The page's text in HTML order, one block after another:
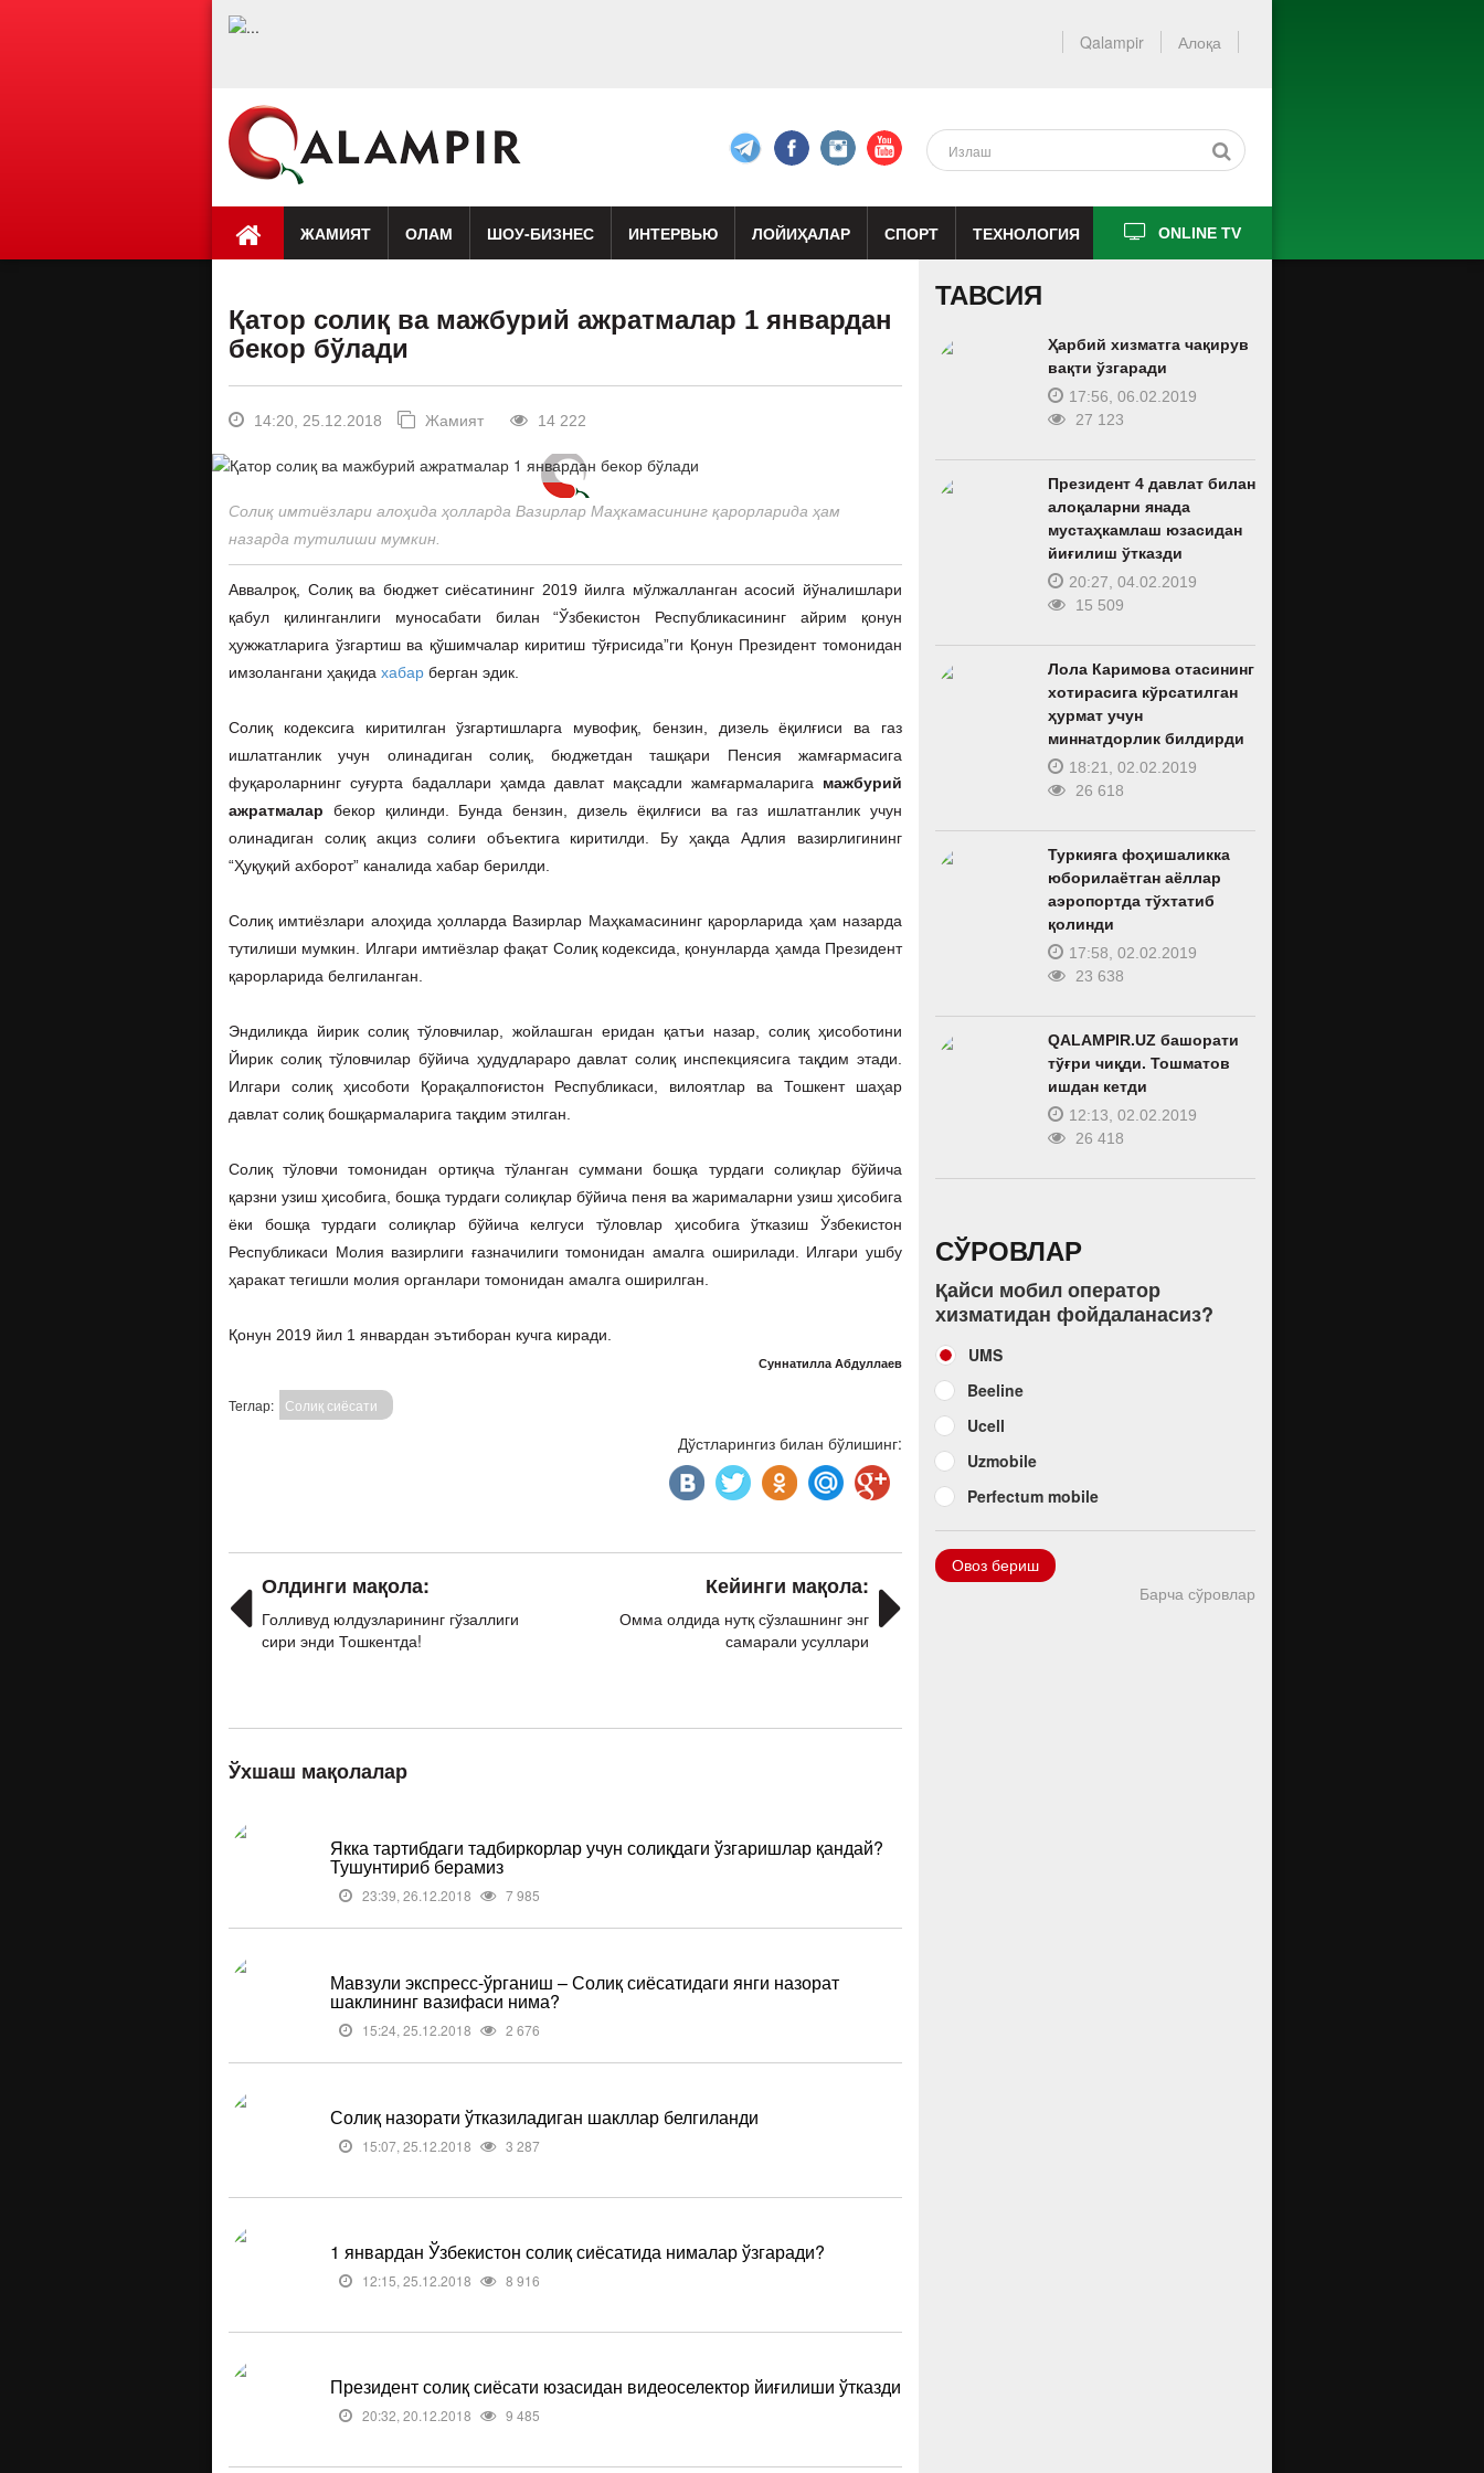
Алоқа
Qalampir
ЖАМИЯТ ОЛАМ ШОУ-БИЗНЕС ИНТЕРВЬЮ ЛОЙИҲАЛАР СПОРТ ТЕХНОЛОГИЯ ONLINE TV
Қатор солиқ ва мажбурий ажратмалар 1 январдан
бекор бўлади
14:20, 25.12.2018 Жамият 14 222
Солиқ имтиёзлари алоҳида ҳолларда Вазирлар Маҳкамасининг қарорларида ҳам
назарда тутилиши мумкин.
Аввалроқ, Солиқ ва бюджет сиёсатининг 2019 йилга мўлжалланган асосий йўналишлари
қабул қилинганлиги муносабати билан “Ўзбекистон Республикасининг айрим қонун
ҳужжатларига ўзгартиш ва қўшимчалар киритиш тўғрисида”ги Қонун Президент томонидан
имзолангани ҳақида хабар берган эдик.
Солиқ кодексига киритилган ўзгартишларга мувофиқ, бензин, дизель ёқилғиси ва газ
ишлатганлик учун олинадиган солиқ, бюджетдан ташқари Пенсия жамғармасига
фуқароларнинг суғурта бадаллари ҳамда давлат мақсадли жамғармаларига мажбурий
ажратмалар бекор қилинди. Бунда бензин, дизель ёқилғиси ва газ ишлатганлик учун
олинадиган солиқ акциз солиғи объектига киритилди. Бу ҳақда Адлия вазирлигининг
“Ҳуқуқий ахборот” каналида хабар берилди.
Солиқ имтиёзлари алоҳида ҳолларда Вазирлар Маҳкамасининг қарорларида ҳам назарда
тутилиши мумкин. Илгари имтиёзлар фақат Солиқ кодексида, қонунларда ҳамда Президент
қарорларида белгиланган.
Эндиликда йирик солиқ тўловчилар, жойлашган еридан қатъи назар, солиқ ҳисоботини
Йирик солиқ тўловчилар бўйича ҳудудлараро давлат солиқ инспекциясига тақдим этади.
Илгари солиқ ҳисоботи Қорақалпоғистон Республикаси, вилоятлар ва Тошкент шаҳар
давлат солиқ бошқармаларига тақдим этилган.
Солиқ тўловчи томонидан ортиқча тўланган суммани бошқа турдаги солиқлар бўйича
қарзни узиш ҳисобига, бошқа турдаги солиқлар бўйича пеня ва жарималарни узиш ҳисобига
ёки бошқа турдаги солиқлар бўйича келгуси тўловлар ҳисобига ўтказиш Ўзбекистон
Республикаси Молия вазирлиги ғазначилиги томонидан амалга оширилади. Илгари ушбу
ҳаракат тегишли молия органлари томонидан амалга оширилган.
Қонун 2019 йил 1 январдан эътиборан кучга киради.
Суннатилла Абдуллаев
Теглар: Солиқ сиёсати
Дўстларингиз билан бўлишинг:
Кейинги мақола:
Омма олдида нутқ сўзлашнинг энг
самарали усуллари
Олдинги мақола:
Голливуд юлдузларининг гўзаллиги
сири энди Тошкентда!
Ўхшаш мақолалар
Якка тартибдаги тадбиркорлар учун солиқдаги ўзгаришлар қандай?
Тушунтириб берамиз
23:39, 26.12.2018 7 985
Мавзули экспресс-ўрганиш – Солиқ сиёсатидаги янги назорат
шаклининг вазифаси нима?
15:24, 25.12.2018 2 676
Солиқ назорати ўтказиладиган шакллар белгиланди
15:07, 25.12.2018 3 287
1 январдан Ўзбекистон солиқ сиёсатида нималар ўзгаради?
12:15, 25.12.2018 8 916
Президент солиқ сиёсати юзасидан видеоселектор йиғилиши ўтказди
20:32, 20.12.2018 9 485
ТАВСИЯ
Ҳарбий хизматга чақирув
вақти ўзгаради
17:56, 06.02.2019
27 123
Президент 4 давлат билан
алоқаларни янада
мустаҳкамлаш юзасидан
йиғилиш ўтказди
20:27, 04.02.2019
15 509
Лола Каримова отасининг
хотирасига кўрсатилган
ҳурмат учун
миннатдорлик билдирди
18:21, 02.02.2019
26 618
Туркияга фоҳишаликка
юборилаётган аёллар
аэропортда тўхтатиб
қолинди
17:58, 02.02.2019
23 638
QALAMPIR.UZ башорати
тўғри чиқди. Тошматов
ишдан кетди
12:13, 02.02.2019
26 418
СЎРОВЛАР
Қайси мобил оператор
хизматидан фойдаланасиз?
UMS
Beeline
Ucell
Uzmobile
Perfectum mobile
Овоз бериш
Барча сўровлар